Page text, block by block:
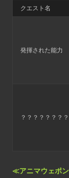
クエスト名
発揮された能力
？？？？？？？？
≪アニマウェポ